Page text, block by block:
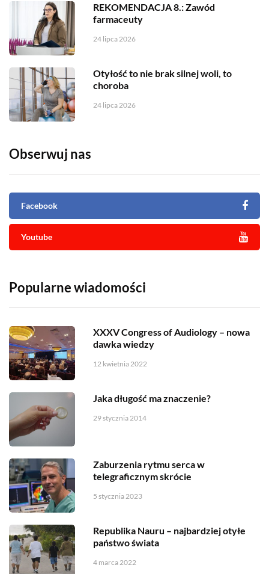
REKOMENDACJA 8.: Zawód
farmaceuty
24 lipca 2026
Otyłość to nie brak silnej woli, to
choroba
24 lipca 2026
Obserwuj nas
Facebook
Youtube
Popularne wiadomości
XXXV Congress of Audiology – nowa
dawka wiedzy
12 kwietnia 2022
Jaka długość ma znaczenie?
29 stycznia 2014
Zaburzenia rytmu serca w
telegraficznym skrócie
5 stycznia 2023
Republika Nauru – najbardziej otyłe
państwo świata
4 marca 2022